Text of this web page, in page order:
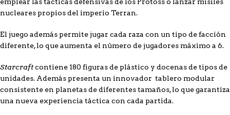
nucleares propios del imperio Terran.
El juego además permite jugar cada raza con un tipo de facción
diferente, lo que aumenta el número de jugadores máximo a 6.
Starcraftcontiene 180 figuras de plástico y docenas de tipos de
unidades. Además presenta un innovador tablero modular
consistente en planetas de diferentes tamaños, lo que garantiza
una nueva experiencia táctica con cada partida.